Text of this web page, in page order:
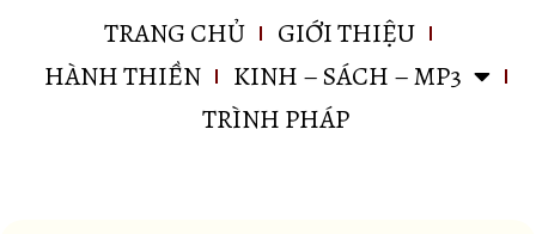
TRANG CHỦ
GIỚI THIỆU
HÀNH THIỀN
KINH – SÁCH – MP3
TRÌNH PHÁP